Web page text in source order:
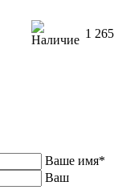
1 265
Ваше имя*
Ваш